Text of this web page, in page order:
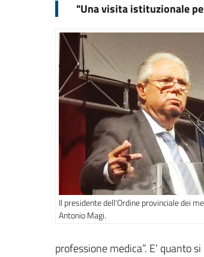
"Una visita istituzionale
Il presidente dell'Ordine provinciale dei
Antonio Magi.
professione medica”. E’ quanto